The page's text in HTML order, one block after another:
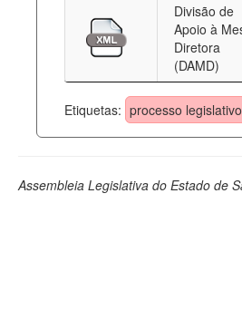
Divisão de
Apoio à
Diretora
(DAMD)
Etiquetas: processo legislativo
Assembleia Legislativa do Estado de